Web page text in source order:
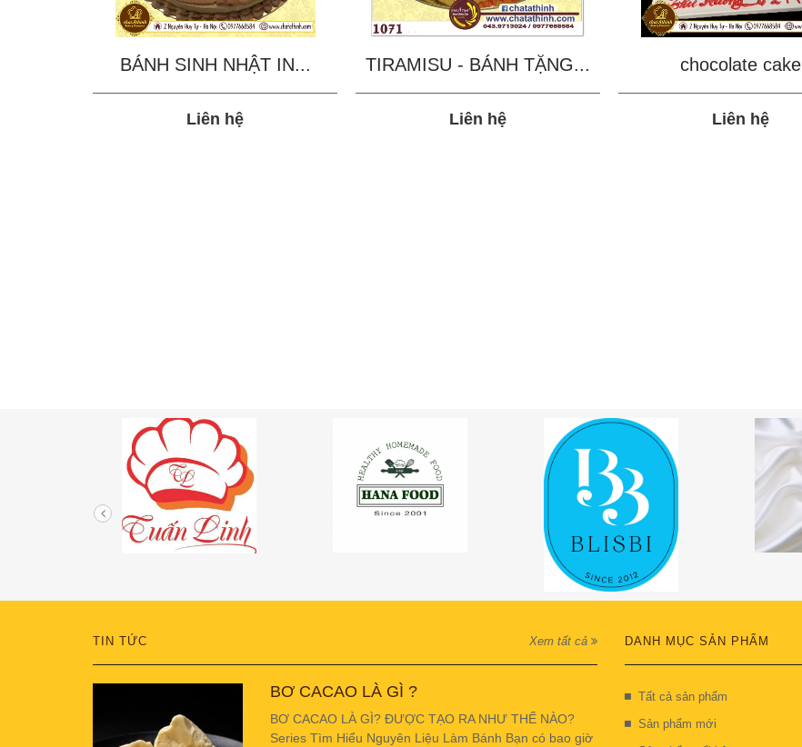
BÁNH SINH NHẬT IN...
Liên hệ
TIRAMISU - BÁNH TẶNG...
Liên hệ
chocolate cake
Liên hệ
TIN TỨC Xem tất cả
BƠ CACAO LÀ GÌ ?
BƠ CACAO LÀ GÌ? ĐƯỢC TẠO RA NHƯ THẾ NÀO?
Series Tìm Hiểu Nguyên Liệu Làm Bánh Bạn có bao giờ
DANH MỤC SẢN PHẨM
Tất cả sản phẩm
Sản phẩm mới